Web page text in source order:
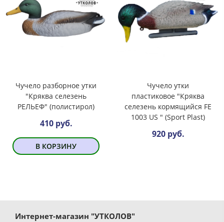
Чучело разборное утки
"Кряква селезень
РЕЛЬЕФ" (полистирол)
410 руб.
В КОРЗИНУ
Чучело утки
пластиковое "Кряква
селезень кормящийся FE
1003 US " (Sport Plast)
920 руб.
Интернет-магазин "УТКОЛОВ"